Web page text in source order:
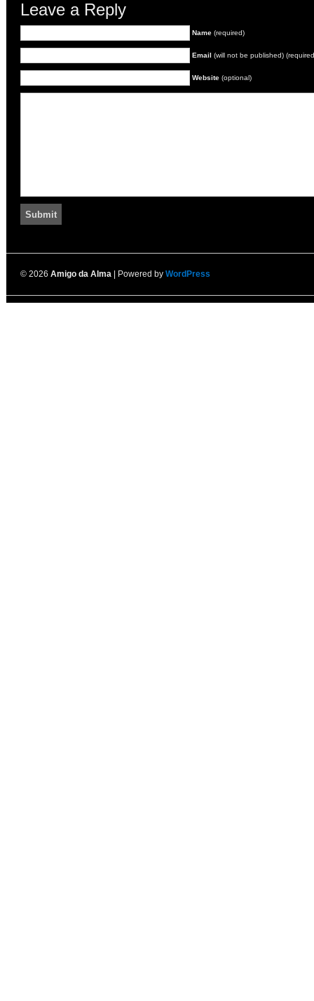
Leave a Reply
Name (required)
Email (will not be published)
Website (optional)
© 2026 Amigo da Alma | Powered by WordPress